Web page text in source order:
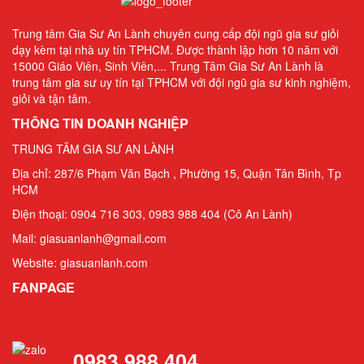
Trung tâm Gia Sư An Lành chuyên cung cấp đội ngũ gia sư giỏi
dạy kèm tại nhà uy tín TPHCM. Được thành lập hơn 10 năm với
15000 Giáo Viên, Sinh Viên,... Trung Tâm Gia Sư An Lành là
trung tâm gia sư uy tín tại TPHCM với đội ngũ gia sư kinh nghiệm,
giỏi và tận tâm.
THÔNG TIN DOANH NGHIỆP
TRUNG TÂM GIA SƯ AN LÀNH
Địa chỉ: 287/6 Phạm Văn Bạch , Phường 15, Quận Tân Bình, Tp
HCM
Điện thoại: 0904 716 303, 0983 988 404 (Cô An Lành)
Mail: giasuanlanh@gmail.com
Website: giasuanlanh.com
FANPAGE